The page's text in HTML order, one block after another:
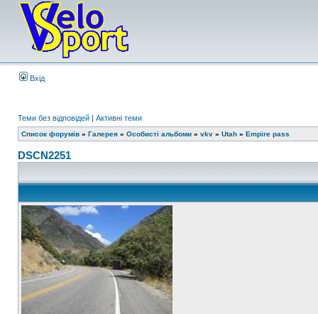
Вхід
Теми без відповідей | Активні теми
Список форумів » Галерея » Особисті альбоми » vkv » Utah » Empire pass
DSCN2251